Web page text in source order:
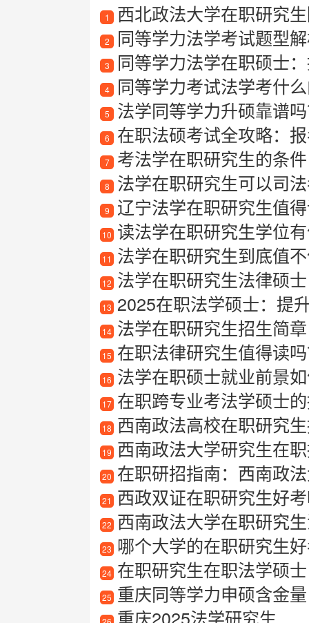
1 西北政法大学在职研究
2 同等学力法学考试题型
3 同等学力法学在职硕士
4 同等学力考试法学考什
5 法学同等学力升硕靠谱吗
6 在职法硕考试全攻略：
7 考法学在职研究生的条件
8 法学在职研究生可以司
9 辽宁法学在职研究生值得
10 读法学在职研究生学位
11 法学在职研究生到底值
12 法学在职研究生法律硕士
13 2025在职法学硕士：提
14 法学在职研究生招生简章
15 在职法律研究生值得读
16 法学在职硕士就业前景
17 在职跨专业考法学硕士
18 西南政法高校在职研究
19 西南政法大学研究生在
20 在职研招指南：西南政
21 西政双证在职研究生好
22 西南政法大学在职研究
23 哪个大学的在职研究生
24 在职研究生在职法学硕士
25 重庆同等学力申硕含金量
重庆2025法学研究生